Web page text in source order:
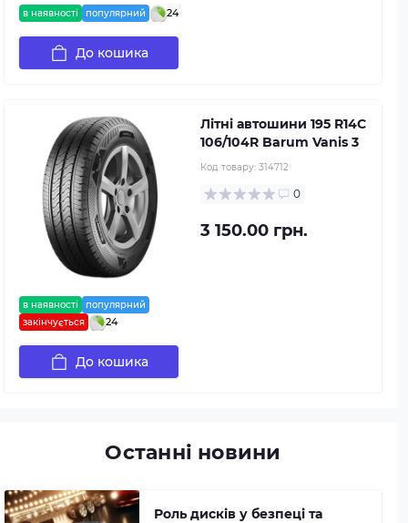
в наявності популярний 24
До кошика
в наявності
популярний
закінчується
24
Літні автошини 195 R14C
106/104R Barum Vanis 3
Код товару: 314712
0
3 150.00 грн.
До кошика
Останні новини
Роль дисків у безпеці та